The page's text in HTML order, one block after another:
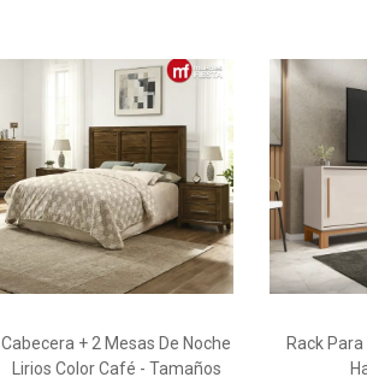
Cabecera + 2 Mesas De Noche
Lirios Color Café - Tamaños
Rack